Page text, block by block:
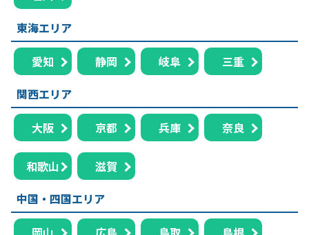
東海エリア
愛知 静岡 岐阜
三重
関西エリア
大阪 京都 兵庫 奈良
和歌山
滋賀
中国・四国エリア